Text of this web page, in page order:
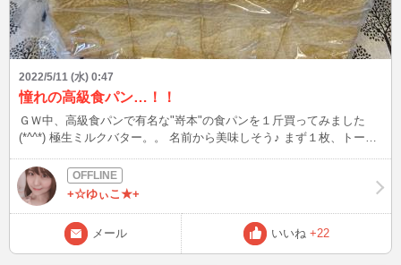
2022/5/11 (水) 0:47
憧れの高級食パン…！！
ＧＷ中、高級食パンで有名な"嵜本"の食パンを１斤買ってみました
(*^^*) 極生ミルクバター。。 名前から美味しそう♪ まず１枚、トース
ずに頂いてみると、、、やっぱり！！ 何も付けない方が断然好き～
(*^^*) 色々アレンジもあるみたいですが、私はとりあえずそのままで
満足だなぁ♪ 結局、最後の１枚までこんがりトーストで頂き、美味し
くて幸せいっぱいのＧＷでした(o^^o) …と、ふと嵜本さんのホームペ
ージを見ると ～パン職人の思い～ 「これはぜひ、生のまま楽しんで
ほしい食パンですね」 …(( °▽ ° )) パン職人さん、本当にごめんなさ
+☆ゆぃこ★+
メール いいね +22